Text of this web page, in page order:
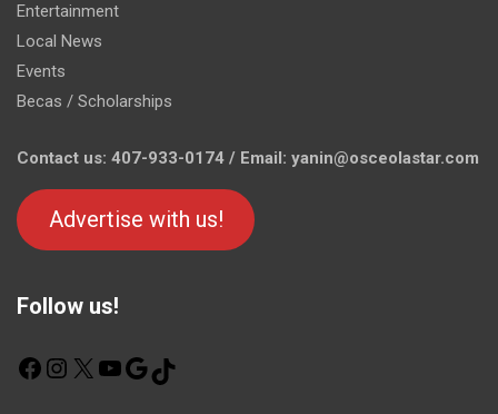
Entertainment
Local News
Events
Becas / Scholarships
Contact us: 407-933-0174 / Email: yanin@osceolastar.com
Advertise with us!
Follow us!
F
X
Y
G
o